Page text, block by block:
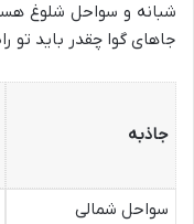
شبانه و سواحل شلوغ
جاهای گوا چقدر باید تو
جاذبه
سواحل شمالی